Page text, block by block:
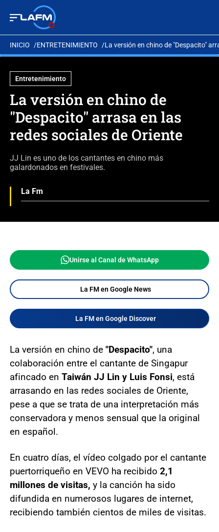
INICIO ENTRETENIMIENTO La versión en chino de "Despacito"
Entretenimiento
La versión en chino de
"Despacito" arrasa en las
redes sociales de Oriente
JJ Lin es uno de los cantantes en chino más
galardonados en festivales.
La Fm
Unirse al Canal de WhatsApp
La FM en Google News
La FM en Google Discover
La versión en chino de "Despacito", una
colaboración entre el cantante de Singapur
afincado en Taiwán JJ Lin y Luis Fonsi, está
arrasando en las redes sociales de Oriente,
pese a que se trata de una interpretación más
conservadora y menos sensual que la original
en español.
En cuatro días, el vídeo colgado por el cantante
puertorriqueño en VEVO ha recibido 2,1
millones de visitas, y la canción ha sido
difundida en numerosos lugares de internet,
recibiendo también cientos de miles de visitas.